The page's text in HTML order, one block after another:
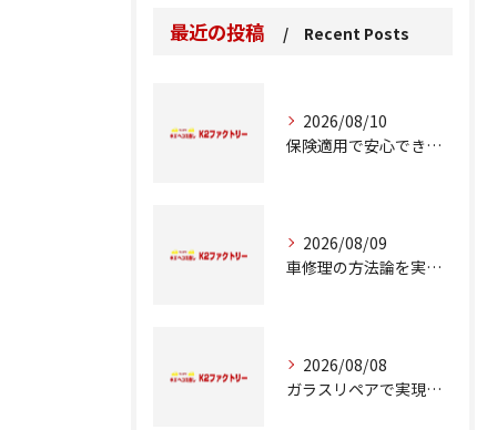
最近の投稿 Recent Posts
2026/08/10
保険適用で安心できる車修理の進め方とは
2026/08/09
車修理の方法論を実例とコスト比較で徹底解説
2026/08/08
ガラスリペアで実現する交換前の応急処置の重要性